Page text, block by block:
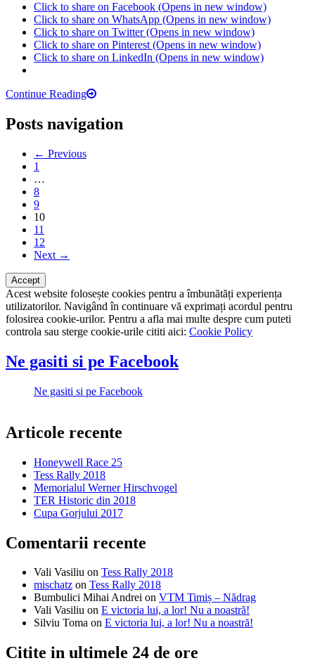
Click to share on Facebook (Opens in new window)
Click to share on WhatsApp (Opens in new window)
Click to share on Twitter (Opens in new window)
Click to share on Pinterest (Opens in new window)
Click to share on LinkedIn (Opens in new window)
Continue Reading
Posts navigation
← Previous
1
…
8
9
10
11
12
Next →
Acest website folosește cookies pentru a îmbunătăți experiența
utilizatorilor. Navigând în continuare vă exprimați acordul pentru
folosirea cookie-urilor. Pentru a afla mai multe despre cum puteti
controla sau sterge cookie-urile cititi aici: Cookie Policy
Ne gasiti si pe Facebook
Ne gasiti si pe Facebook
Articole recente
Honeywell Race 25
Tess Rally 2018
Memorialul Werner Hirschvogel
TER Historic din 2018
Cupa Gorjului 2017
Comentarii recente
Vali Vasiliu on Tess Rally 2018
mischatz on Tess Rally 2018
Bumbulici Mihai Andrei on VTM Timiș – Nădrag
Vali Vasiliu on E victoria lui, a lor! Nu a noastră!
Silviu Toma on E victoria lui, a lor! Nu a noastră!
Citite in ultimele 24 de ore